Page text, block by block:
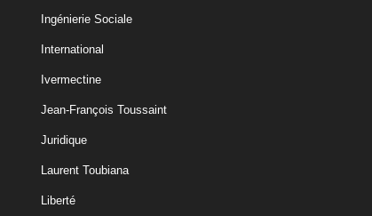
Ingénierie Sociale
International
Ivermectine
Jean-François Toussaint
Juridique
Laurent Toubiana
Liberté